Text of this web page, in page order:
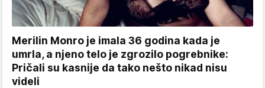
Merilin Monro je imala 36 godina kada je
umrla, a njeno telo je zgrozilo pogrebnike:
Pričali su kasnije da tako nešto nikad nisu
videli